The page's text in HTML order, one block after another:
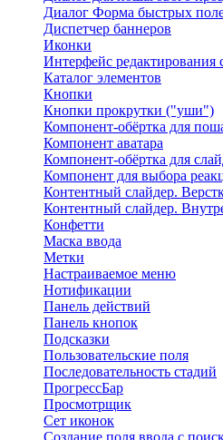
Диалог Форма быстрых
Диспетчер баннеров
Иконки
Интерфейс редактирования
Каталог элементов
Кнопки
Кнопки прокрутки ("уши")
Компонент-обёртка для
Компонент аватара
Компонент-обёртка для
Компонент для выбора
Контентный слайдер.
Контентный слайдер.
Конфетти
Маска ввода
Метки
Настраиваемое меню
Нотификации
Панель действий
Панель кнопок
Подсказки
Пользовательские поля
Последовательность стадий
ПрогрессБар
Просмотрщик
Сет иконок
Создание поля ввода с